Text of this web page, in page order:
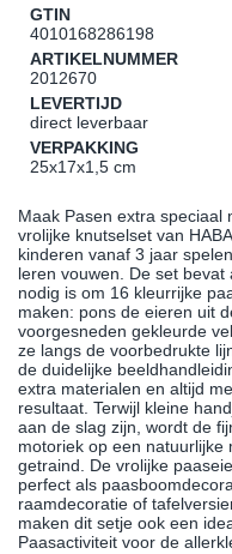
GTIN
4010168286198
ARTIKELNUMMER
2012670
LEVERTIJD
direct leverbaar
VERPAKKING
25x17x1,5 cm
Maak Pasen extra speciaal
vrolijke knutselset van
kinderen vanaf 3 jaar
leren vouwen. De set bevat
nodig is om 16 kleurrijke
maken: pons de eieren uit
voorgesneden gekleurde
ze langs de voorbedrukte
de duidelijke
extra materialen en altijd
resultaat. Terwijl kleine
aan de slag zijn, wordt de
motoriek op een natuurlijke
getraind. De vrolijke
perfect als
raamdecoratie of
maken dit setje ook een
Paasactiviteit voor de